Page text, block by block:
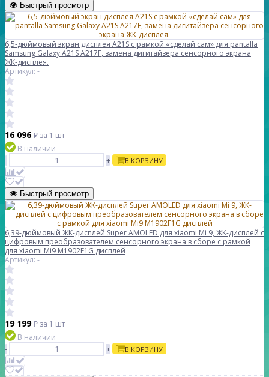
Быстрый просмотр
6,5-дюймовый экран дисплея A21S с рамкой «сделай сам» для pantalla
Samsung Galaxy A21S A217F, замена дигитайзера сенсорного экрана
ЖК-дисплея.
Артикул: -
16 096₽ за 1 шт
В наличии
-
+ В КОРЗИНУ
Быстрый просмотр
6,39-дюймовый ЖК-дисплей Super AMOLED для xiaomi Mi 9, ЖК-дисплей с
цифровым преобразователем сенсорного экрана в сборе с рамкой
для xiaomi Mi9 M1902F1G дисплей
Артикул: -
19 199₽ за 1 шт
В наличии
-
+ В КОРЗИНУ